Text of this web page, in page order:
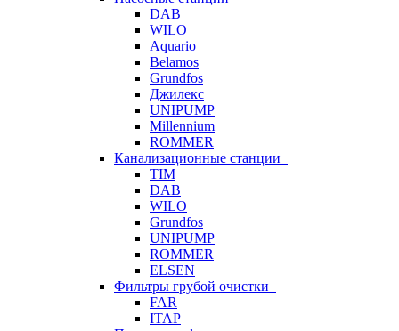
DAB
WILO
Aquario
Belamos
Grundfos
Джилекс
UNIPUMP
Millennium
ROMMER
Канализационные станции
TIM
DAB
WILO
Grundfos
UNIPUMP
ROMMER
ELSEN
Фильтры грубой очистки
FAR
ITAP